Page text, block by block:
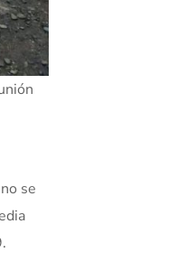
se